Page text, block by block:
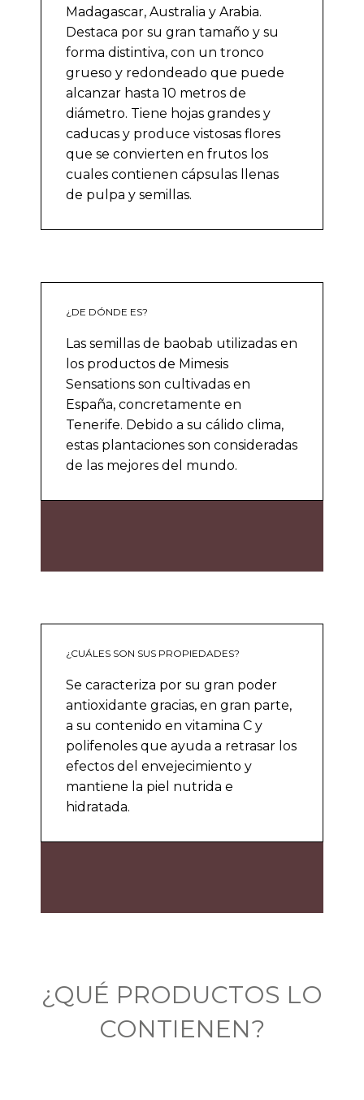
Madagascar, Australia y Arabia.
Destaca por su gran tamaño y su
forma distintiva, con un tronco
grueso y redondeado que puede
alcanzar hasta 10 metros de
diámetro. Tiene hojas grandes y
caducas y produce vistosas flores
que se convierten en frutos los
cuales contienen cápsulas llenas
de pulpa y semillas.
¿DE DÓNDE ES?
Las semillas de baobab utilizadas en
los productos de Mimesis
Sensations son cultivadas en
España, concretamente en
Tenerife. Debido a su cálido clima,
estas plantaciones son consideradas
de las mejores del mundo.
¿CUÁLES SON SUS PROPIEDADES?
Se caracteriza por su gran poder
antioxidante gracias, en gran parte,
a su contenido en vitamina C y
polifenoles que ayuda a retrasar los
efectos del envejecimiento y
mantiene la piel nutrida e
hidratada.
¿QUÉ PRODUCTOS LO
CONTIENEN?